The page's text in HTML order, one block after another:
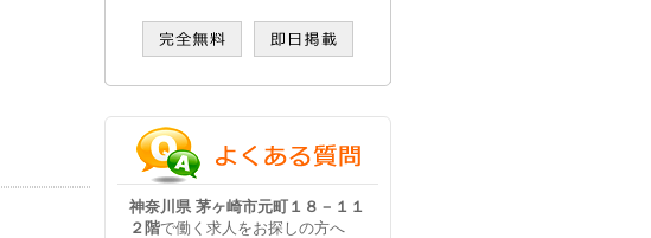
神奈川県 茅ヶ崎市元町１８－１１
２階で働く求人をお探しの方へ